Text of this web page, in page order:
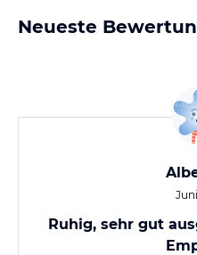
Neueste
Ruhig, sehr gut